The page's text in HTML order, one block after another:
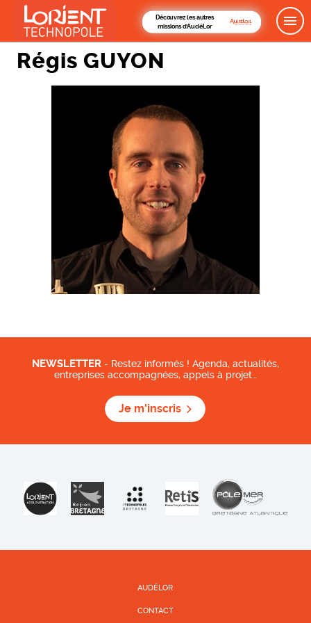
Découvrez les autres
missions d'AudéLor
Régis GUYON
NEWSLETTER - Restez informés ! Agenda, actualités,
entreprises accompagnées, appels à projet…
Je m'inscris
AUDÉLOR
CONTACT